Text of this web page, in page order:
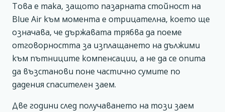
Това е така, защото пазарната стойност на
Blue Air към момента е отрицателна, което ще
означава, че държавата трябва да поеме
отговорността за изплащането на дължими
към пътниците компенсации, а не да се опита
да възстанови поне частично сумите по
дадения спасителен заем.
Две години след получаването на този заем